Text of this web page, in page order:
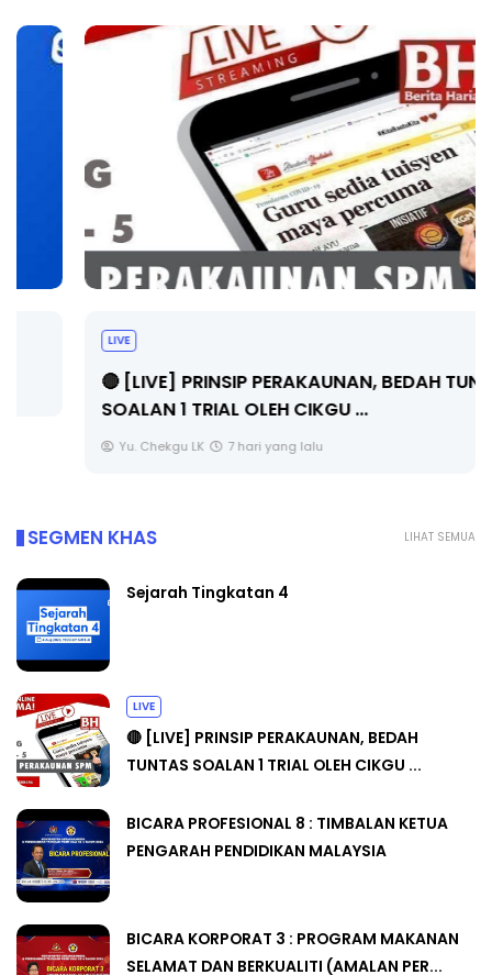
🔴 [LIVE] PRINSIP PERAKAUNAN, BEDAH TUNTAS
SOALAN 1 TRIAL OLEH CIKGU ...
Yu. Chekgu LK 7 hari yang lalu
LIHAT SEMUA
SEGMEN KHAS
Sejarah Tingkatan 4
LIVE
🔴 [LIVE] PRINSIP PERAKAUNAN, BEDAH
TUNTAS SOALAN 1 TRIAL OLEH CIKGU ...
BICARA PROFESIONAL 8 : TIMBALAN KETUA
PENGARAH PENDIDIKAN MALAYSIA
BICARA KORPORAT 3 : PROGRAM MAKANAN
SELAMAT DAN BERKUALITI (AMALAN PER...